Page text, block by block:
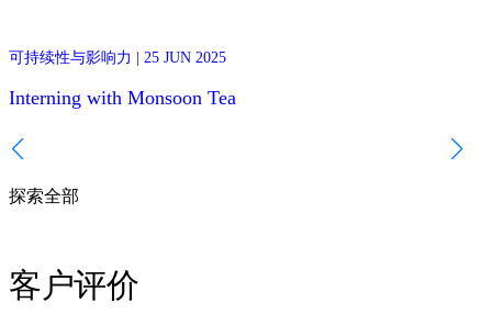
ISTOM in France, joining the team in Chiang Mai to do their
insight to their experience!
可持续性与影响力 | 25 JUN 2025
Interning with Monsoon Tea
探索全部
客户评价